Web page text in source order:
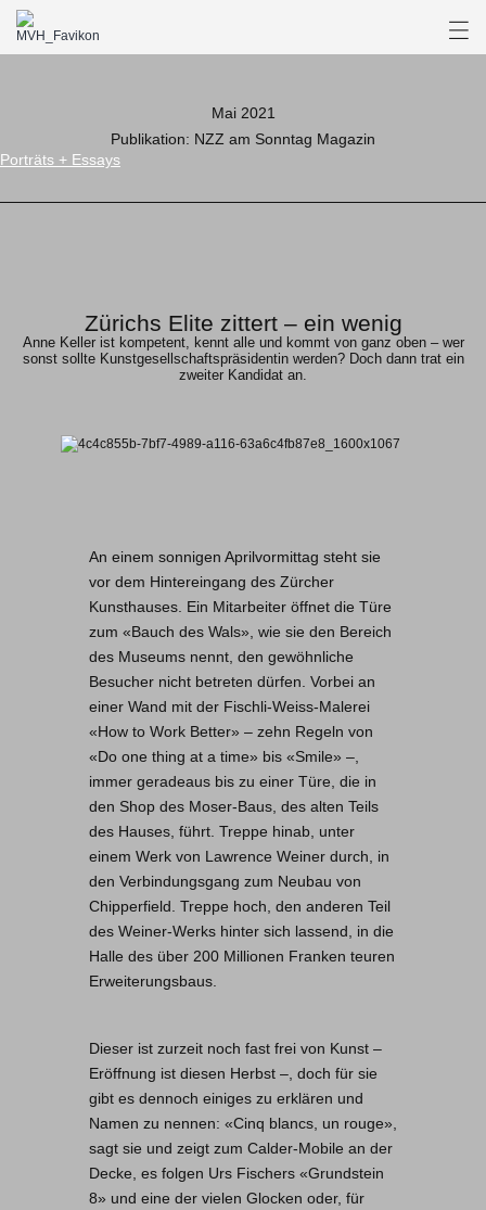
Mai 2021
Publikation: NZZ am Sonntag Magazin
Porträts + Essays
Zürichs Elite zittert – ein wenig
Anne Keller ist kompetent, kennt alle und kommt von ganz oben – wer
sonst sollte Kunstgesellschaftspräsidentin werden? Doch dann trat ein
zweiter Kandidat an.
An einem sonnigen Aprilvormittag steht sie
vor dem Hintereingang des Zürcher
Kunsthauses. Ein Mitarbeiter öffnet die Türe
zum «Bauch des Wals», wie sie den Bereich
des Museums nennt, den gewöhnliche
Besucher nicht betreten dürfen. Vorbei an
einer Wand mit der Fischli-Weiss-Malerei
«How to Work Better» – zehn Regeln von
«Do one thing at a time» bis «Smile» –,
immer geradeaus bis zu einer Türe, die in
den Shop des Moser-Baus, des alten Teils
des Hauses, führt. Treppe hinab, unter
einem Werk von Lawrence Weiner durch, in
den Verbindungsgang zum Neubau von
Chipperfield. Treppe hoch, den anderen Teil
des Weiner-Werks hinter sich lassend, in die
Halle des über 200 Millionen Franken teuren
Erweiterungsbaus.
Dieser ist zurzeit noch fast frei von Kunst –
Eröffnung ist diesen Herbst –, doch für sie
gibt es dennoch einiges zu erklären und
Namen zu nennen: «Cinq blancs, un rouge»,
sagt sie und zeigt zum Calder-Mobile an der
Decke, es folgen Urs Fischers «Grundstein
8» und eine der vielen Glocken oder, für